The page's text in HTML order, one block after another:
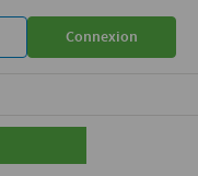
Connexion